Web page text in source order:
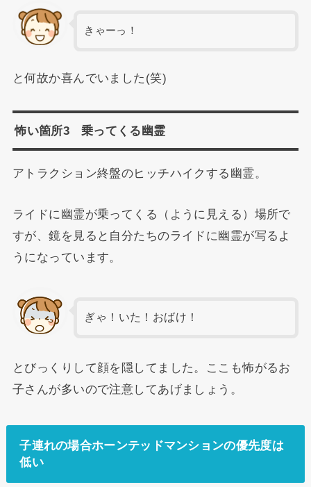
きゃーっ！
と何故か喜んでいました(笑)
怖い箇所3 乗ってくる幽霊
アトラクション終盤のヒッチハイクする幽霊。
ライドに幽霊が乗ってくる（ように見える）場所で
すが、鏡を見ると自分たちのライドに幽霊が写るよ
うになっています。
ぎゃ！いた！おばけ！
とびっくりして顔を隠してました。ここも怖がるお
子さんが多いので注意してあげましょう。
子連れの場合ホーンテッドマンションの優先度は
低い